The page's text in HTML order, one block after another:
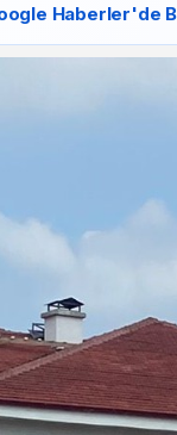
Haberler'de